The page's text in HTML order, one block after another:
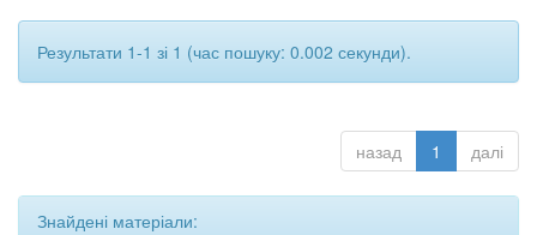
Результати 1-1 зі 1 (час пошуку: 0.002 секунди).
назад 1 далі
Знайдені матеріали: